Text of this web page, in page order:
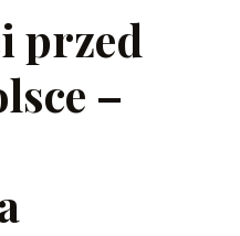
przed
–